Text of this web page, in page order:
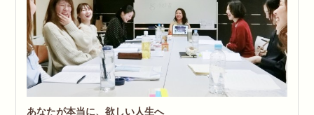
あなたが本当に、欲しい人生へ